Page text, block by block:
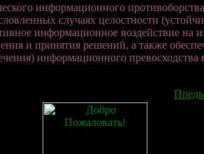
информационного
случаях целостности
информационное воздействие
и принятия решений, а также
информационного